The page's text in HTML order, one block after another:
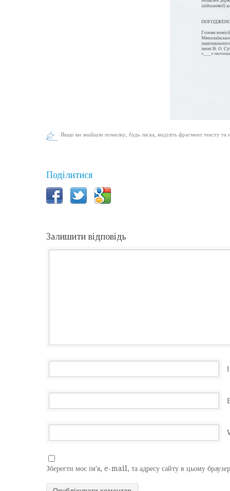
Якщо ви знайшли помилку, будь ласка, виділіть фрагмент тексту та
Поділитися
Залишити відповідь
Зберегти моє ім'я, e-mail, та адресу сайту в цьому